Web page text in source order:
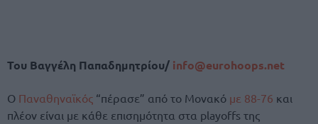
Του Βαγγέλη Παπαδημητρίου/ info@eurohoops.net
Ο Παναθηναϊκός “πέρασε” από το Μονακό με 88-76 και
πλέον είναι με κάθε επισημότητα στα playoffs της